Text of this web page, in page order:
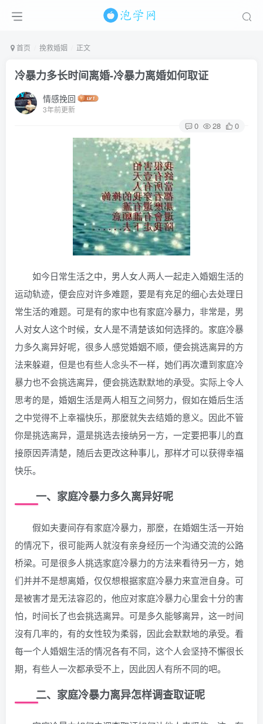
首页 挽救婚姻 正文
冷暴力多长时间离婚-冷暴力离婚如何取证
情感挽回
3年前更新
0 28 0
如今日常生活之中，男人女人两人一起走入婚姻生活的
运动轨迹，便会应对许多难题，要是有充足的细心去处理日
常生活的难题。可是有的家中也有家庭冷暴力，非常是，男
人对女人这个时候，女人是不清楚该如何选择的。家庭冷暴
力多久离异好呢，很多人感觉婚姻不顺，便会挑选离异的方
法来躲避，但是也有些人念头不一样，她们再次遭到家庭冷
暴力也不会挑选离异，便会挑选默默地的承受。实际上令人
思考的是，婚姻生活是两人相互之间努力，假如在婚后生活
之中觉得不上幸福快乐，那麼就失去结婚的意义。因此不管
你是挑选离异，還是挑选去接纳另一方，一定要把事儿的直
接原因弄清楚，随后去更改这种事儿，那样才可以获得幸福
快乐。
一、家庭冷暴力多久离异好呢
假如夫妻间存有家庭冷暴力，那麼，在婚姻生活一开始
的情况下，很可能两人就沒有亲身经历一个沟通交流的公路
桥梁。可是很多人挑选家庭冷暴力的方法来看待另一方，她
们并并不是想离婚，仅仅想根据家庭冷暴力来宣泄自身。可
是被害才是无法容忍的，他应对家庭冷暴力心里会十分的害
怕，时间长了也会挑选离异。可是多久能够离异，这一时间
沒有几率的，有的女性较为柔弱，因此会默默地的承受。看
每一个人婚姻生活的情况各有不同，这个人会坚持不懈很长
期，有些人一次都承受不上，因此因人有所不同的吧。
二、家庭冷暴力离异怎样调查取证呢